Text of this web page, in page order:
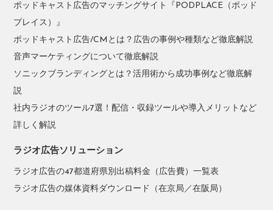
ポッドキャスト広告のマッチングサイト『PODPLACE（ポッド
プレイス）』
ポッドキャスト広告/CMとは？広告の事例や種類など徹底解説
音声マーケティングについて徹底解説
ソニックブランディングとは？活用術から成功事例など徹底解
説
社内ラジオのツール7選！配信・収録ツールや導入メリットなど
詳しく解説
ラジオ広告ソリューション
ラジオ広告の47都道府県別出稿料金（広告費）一覧表
ラジオ広告の媒体資料ダウンロード（在京局／在阪局）